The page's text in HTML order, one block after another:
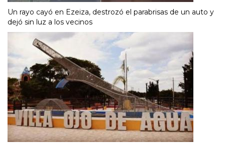
Un rayo cayó en Ezeiza, destrozó el parabrisas de un auto y
dejó sin luz a los vecinos